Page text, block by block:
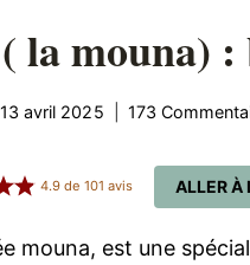
la mouna)
13 avril 2025 173
ALLER À
4.9 de101 avis
mouna, est une